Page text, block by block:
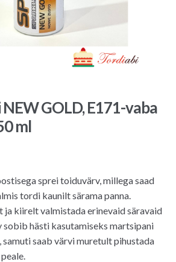
GOLD, E171-vaba
ml
sprei toiduvärv, millega saad
tordi kaunilt särama panna.
ja kiirelt valmistada erinevaid säravaid
sobib hästi kasutamiseks martsipani
samuti saab värvi muretult pihustada